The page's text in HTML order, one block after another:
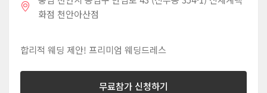
화점 천안아산점
합리적 웨딩 제안! 프리미엄 웨딩드레스
무료참가 신청하기